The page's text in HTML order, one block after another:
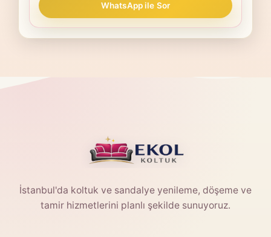
WhatsApp ile Sor
İstanbul'da koltuk ve sandalye yenileme, döşeme ve
tamir hizmetlerini planlı şekilde sunuyoruz.